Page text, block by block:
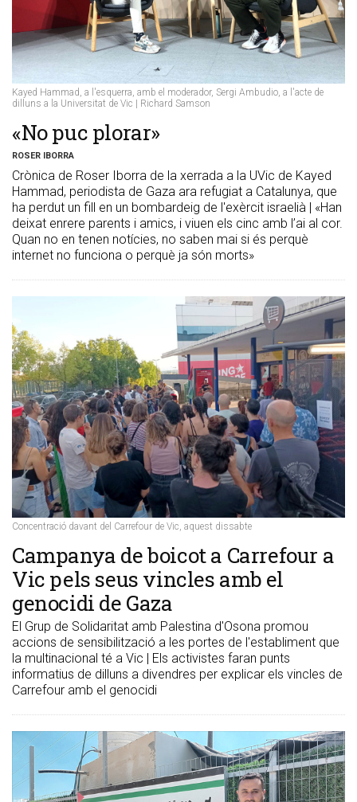
Kayed Hammad, a l'esquerra, amb el moderador, Sergi Ambudio, a l'acte de
dilluns a la Universitat de Vic | Richard Samson
«No puc plorar»
ROSER IBORRA
Crònica de Roser Iborra de la xerrada a la UVic de Kayed
Hammad, periodista de Gaza ara refugiat a Catalunya, que
ha perdut un fill en un bombardeig de l'exèrcit israelià | «Han
deixat enrere parents i amics, i viuen els cinc amb l’ai al cor.
Quan no en tenen notícies, no saben mai si és perquè
internet no funciona o perquè ja són morts»
Concentració davant del Carrefour de Vic, aquest dissabte
Campanya de boicot a Carrefour a
Vic pels seus vincles amb el
genocidi de Gaza
El Grup de Solidaritat amb Palestina d'Osona promou
accions de sensibilització a les portes de l'establiment que
la multinacional té a Vic | Els activistes faran punts
informatius de dilluns a divendres per explicar els vincles de
Carrefour amb el genocidi